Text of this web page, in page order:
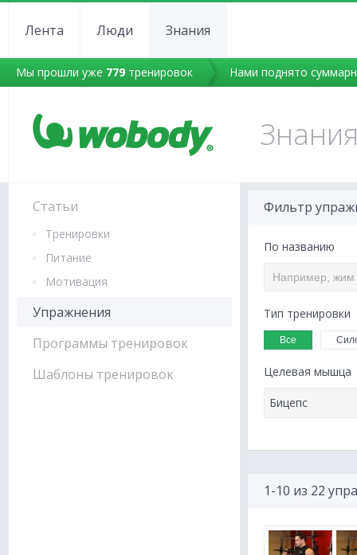
Лента Люди Знания
Мы прошли уже 779тренировок Нами поднято
Статьи
Тренировки
Питание
Мотивация
Упражнения
Программы тренировок
Шаблоны тренировок
Фильтр
По названию
Тип тренировки
Все
Целевая мышца
1-10 из 22